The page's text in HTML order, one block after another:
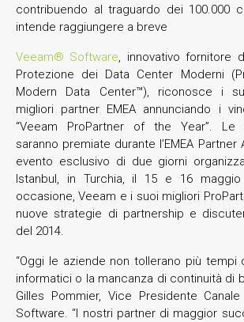
contribuendo al traguardo dei 100.000
intende raggiungere a breve
Veeam® Software, innovativo fornitore
Protezione dei Data Center Moderni
Modern Data Center™), riconosce i
migliori partner EMEA annunciando i
“Veeam ProPartner of the Year”. Le
saranno premiate durante l’EMEA Partner
evento esclusivo di due giorni
Istanbul, in Turchia, il 15 e 16
occasione, Veeam e i suoi migliori
nuove strategie di partnership e
del 2014.
“Oggi le aziende non tollerano più tempi
informatici o la mancanza di continuità di
Gilles Pommier, Vice Presidente
Software. “I nostri partner di maggior